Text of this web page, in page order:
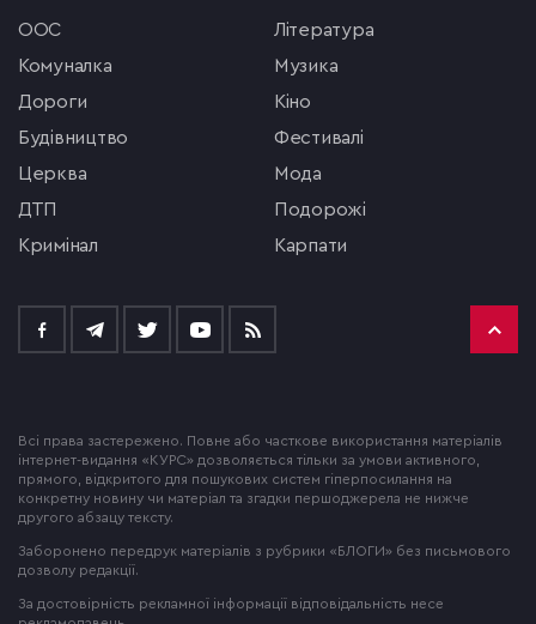
ООС
комуналка
Дороги
будівництво
церква
ДТП
кримінал
література
музика
кіно
фестивалі
мода
подорожі
Карпати
Всі права застережено. Повне або часткове використання матеріалів
інтернет-видання «КУРС» дозволяється тільки за умови активного,
прямого, відкритого для пошукових систем гіперпосилання на
конкретну новину чи матеріал та згадки першоджерела не нижче
другого абзацу тексту.
Заборонено передрук матеріалів з рубрики «БЛОГИ» без письмового
дозволу редакції.
За достовірність рекламної інформації відповідальність несе